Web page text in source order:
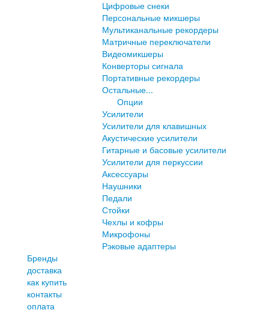
Цифровые снеки
Персональные микшеры
Мультиканальные рекордеры
Матричные переключатели
Видеомикшеры
Конверторы сигнала
Портативные рекордеры
Остальные...
Опции
Усилители
Усилители для клавишных
Акустические усилители
Гитарные и басовые усилители
Усилители для перкуссии
Аксессуары
Наушники
Педали
Стойки
Чехлы и кофры
Микрофоны
Рэковые адаптеры
Бренды
доставка
как купить
контакты
оплата